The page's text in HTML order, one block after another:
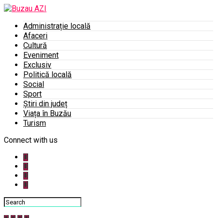
Administrație locală
Afaceri
Cultură
Eveniment
Exclusiv
Politică locală
Social
Sport
Știri din județ
Viața în Buzău
Turism
Connect with us